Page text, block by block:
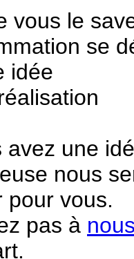
vous le
se
idée
avez une
nous
pour vous.
pas à